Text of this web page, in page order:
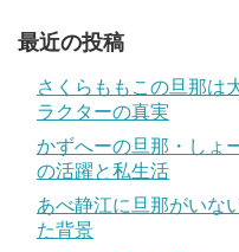
最近の投稿
さくらももこの旦那は
ラクターの真実
かずへーの旦那・しょ
の活躍と私生活
あべ静江に旦那がいな
た背景